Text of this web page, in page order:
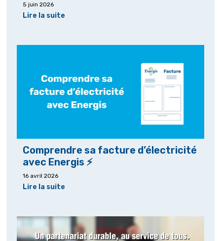
5 juin 2026
Lire la suite
Comprendre sa facture d’électricité
avec Energis ⚡
16 avril 2026
Lire la suite